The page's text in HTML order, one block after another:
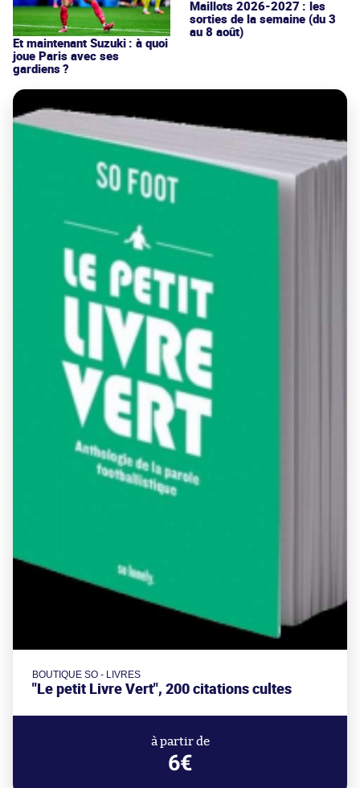
Et maintenant Suzuki : à quoi
joue Paris avec ses
gardiens ?
Maillots 2026-2027 : les
sorties de la semaine (du 3
au 8 août)
BOUTIQUE SO - LIVRES
"Le petit Livre Vert", 200 citations cultes
à partir de
6€